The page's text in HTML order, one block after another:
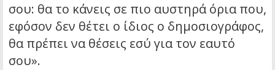
σου: θα το κάνεις σε πιο αυστηρά όρια που,
εφόσον δεν θέτει ο ίδιος ο δημοσιογράφος,
θα πρέπει να θέσεις εσύ για τον εαυτό
σου».